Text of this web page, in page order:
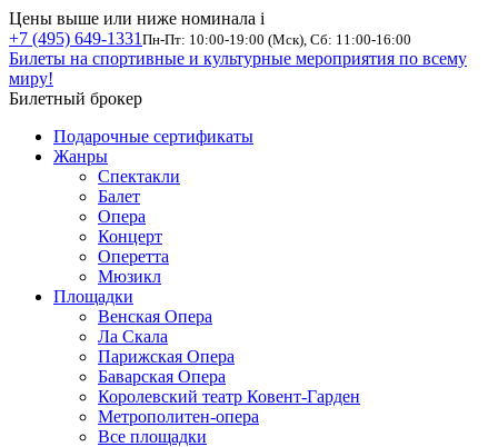
Цены выше или ниже номинала i
+7 (495) 649-1331 Пн-Пт: 10:00-19:00 (Мск), Сб: 11:00-16:00
Билеты на спортивные и культурные мероприятия по всему
миру!
Билетный брокер
Подарочные сертификаты
Жанры
Спектакли
Балет
Опера
Концерт
Оперетта
Мюзикл
Площадки
Венская Опера
Ла Скала
Парижская Опера
Баварская Опера
Королевский театр Ковент-Гарден
Метрополитен-опера
Все площадки